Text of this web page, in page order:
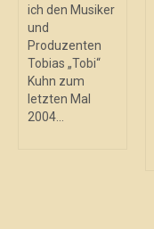
ich den Musiker
und
Produzenten
Tobias „Tobi“
Kuhn zum
letzten Mal
2004...